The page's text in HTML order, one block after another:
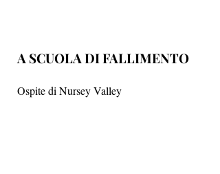
A SCUOLA DI FALLIMENTO
Ospite di Nursey Valley